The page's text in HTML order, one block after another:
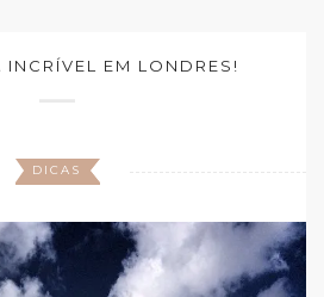
EM LONDRES!
DICAS